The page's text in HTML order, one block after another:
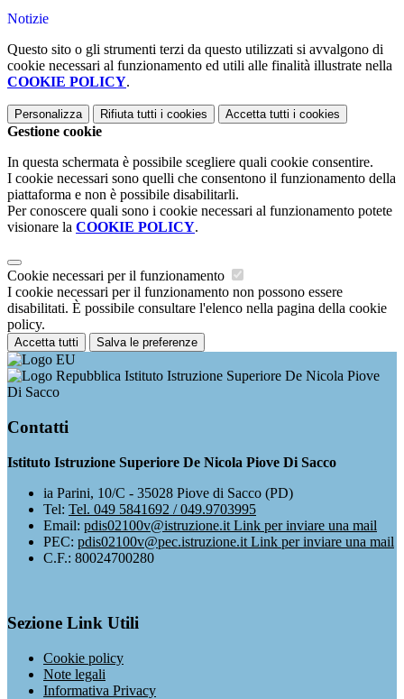
Notizie
Questo sito o gli strumenti terzi da questo utilizzati si avvalgono di
cookie necessari al funzionamento ed utili alle finalità illustrate nella
COOKIE POLICY.
Personalizza Rifiuta tutti i cookies Accetta tutti i cookies
Gestione cookie
In questa schermata è possibile scegliere quali cookie consentire.
I cookie necessari sono quelli che consentono il funzionamento della
piattaforma e non è possibile disabilitarli.
Per conoscere quali sono i cookie necessari al funzionamento potete
visionare la COOKIE POLICY.
Cookie necessari per il funzionamento
I cookie necessari per il funzionamento non possono essere
disabilitati. È possibile consultare l'elenco nella pagina della cookie
policy.
Accetta tutti Salva le preferenze
Istituto Istruzione Superiore De Nicola Piove
Di Sacco
Contatti
Istituto Istruzione Superiore De Nicola Piove Di Sacco
ia Parini, 10/C - 35028 Piove di Sacco (PD)
Tel: Tel. 049 5841692 / 049.9703995
Email: pdis02100v@istruzione.it Link per inviare una mail
PEC: pdis02100v@pec.istruzione.it Link per inviare una mail
C.F.: 80024700280
Sezione Link Utili
Cookie policy
Note legali
Informativa Privacy